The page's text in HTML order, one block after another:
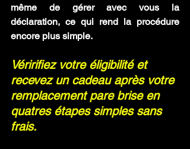
même de gérer avec vous la
déclaration, ce qui rend la procédure
encore plus simple.
Véririfiez votre éligibilité et
recevez un cadeau après votre
remplacement pare brise en
quatres étapes simples sans
frais.